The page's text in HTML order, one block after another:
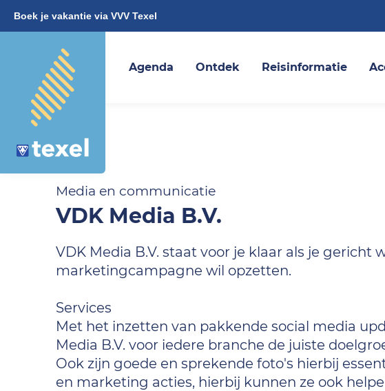
Boek je vakantie via VVV Texel
Agenda Ontdek Reisinformatie
Media en communicatie
VDK Media B.V.
VDK Media B.V. staat voor je klaar als je gericht
marketingcampagne wil opzetten.
Services
Met het inzetten van pakkende social media
Media B.V. voor iedere branche de juiste
Ook zijn goede en sprekende foto's hierbij
en marketing acties, hierbij kunnen ze ook